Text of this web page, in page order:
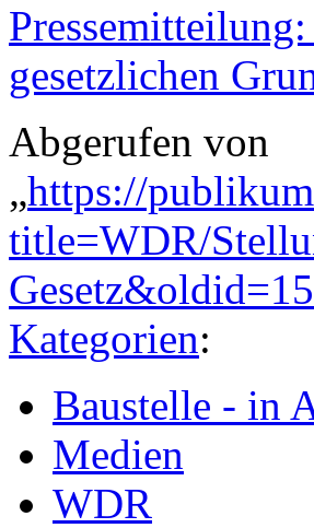
gesetzlichen
Abgerufen von
„https://
title=WDR/
Kategorien:
Baustelle - in
Medien
WDR